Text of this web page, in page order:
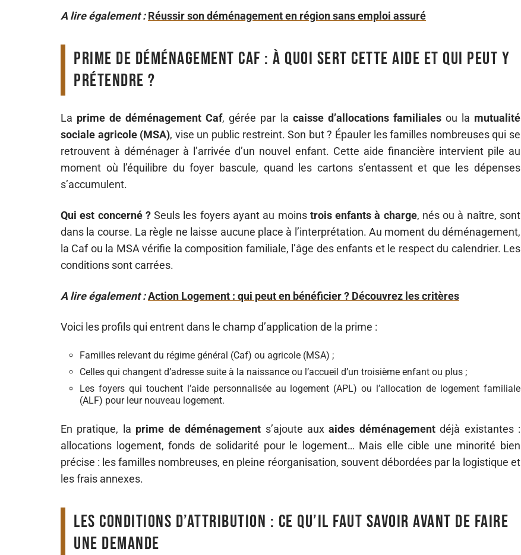
A lire également : Réussir son déménagement en région sans emploi assuré
Prime de déménagement Caf : à quoi sert cette aide et qui peut y
prétendre ?
La prime de déménagement Caf, gérée par la caisse d’allocations familialesou la mutualité
sociale agricole (MSA), vise un public restreint. Son but ? Épauler les familles nombreuses qui se
retrouvent à déménager à l’arrivée d’un nouvel enfant. Cette aide financière intervient pile au
moment où l’équilibre du foyer bascule, quand les cartons s’entassent et que les dépenses
s’accumulent.
Qui est concerné ?Seuls les foyers ayant au moins trois enfants à charge, nés ou à naître, sont
dans la course. La règle ne laisse aucune place à l’interprétation. Au moment du déménagement,
la Caf ou la MSA vérifie la composition familiale, l’âge des enfants et le respect du calendrier. Les
conditions sont carrées.
A lire également :Action Logement : qui peut en bénéficier ? Découvrez les critères
Voici les profils qui entrent dans le champ d’application de la prime :
Familles relevant du régime général (Caf) ou agricole (MSA) ;
Celles qui changent d’adresse suite à la naissance ou l’accueil d’un troisième enfant ou plus ;
Les foyers qui touchent l’aide personnalisée au logement (APL) ou l’allocation de logement familiale
(ALF) pour leur nouveau logement.
En pratique, la prime de déménagement s’ajoute auxaides déménagementdéjà existantes :
allocations logement, fonds de solidarité pour le logement… Mais elle cible une minorité bien
précise : les familles nombreuses, en pleine réorganisation, souvent débordées par la logistique et
les frais annexes.
Les conditions d’attribution : ce qu’il faut savoir avant de faire
une demande